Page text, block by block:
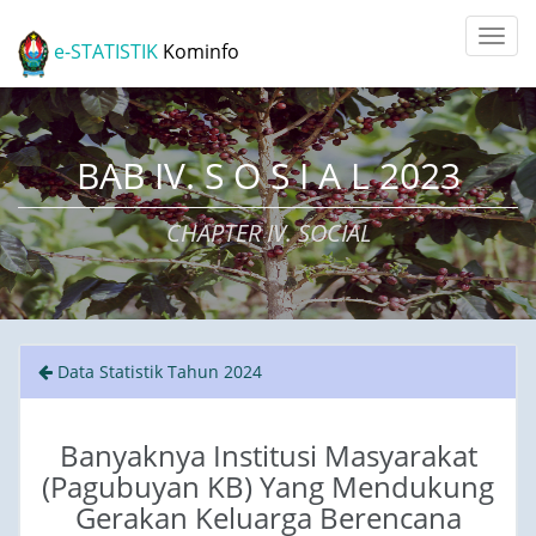
e-STATISTIK Kominfo
BAB IV. S O S I A L 2023
CHAPTER IV. SOCIAL
Data Statistik Tahun 2024
Banyaknya Institusi Masyarakat
(Pagubuyan KB) Yang Mendukung
Gerakan Keluarga Berencana